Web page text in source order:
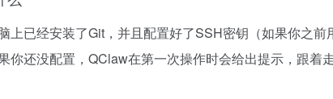
上已经安装了Git，并且配置好了SSH密钥（如果你之前
你还没配置，QClaw在第一次操作时会给出提示，跟着走